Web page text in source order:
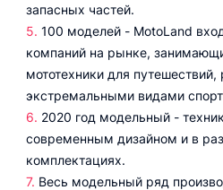
запасных частей.
100 моделей - MotoLand
компаний на рынке,
мототехники для путешествий,
экстремальными видами
2020 год модельный -
современным дизайном и в
комплектациях.
Весь модельный ряд